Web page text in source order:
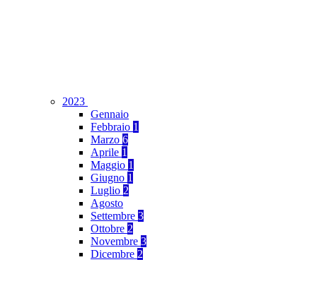
2023
Gennaio
Febbraio 1
Marzo 6
Aprile 1
Maggio 1
Giugno 1
Luglio 2
Agosto
Settembre 3
Ottobre 2
Novembre 3
Dicembre 2